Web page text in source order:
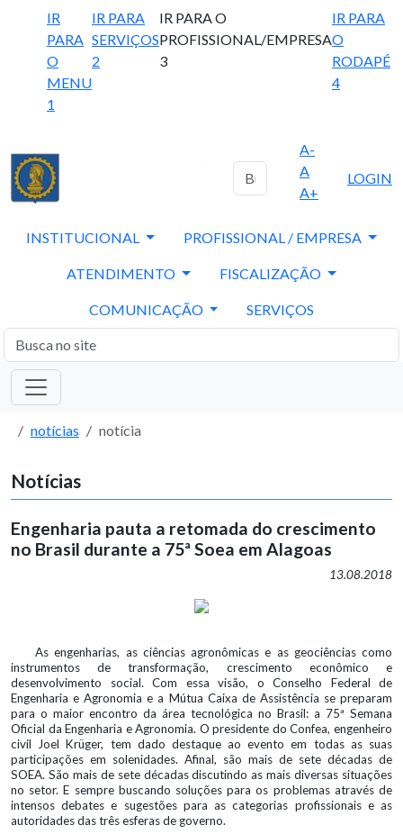
IR
PARA
O
MENU
1
IR PARA
SERVIÇOS
2
IR PARA O
PROFISSIONAL/EMPRESA
3
IR PARA
O
RODAPÉ
4
A-
A
A+
LOGIN
INSTITUCIONAL PROFISSIONAL / EMPRESA
ATENDIMENTO FISCALIZAÇÃO
COMUNICAÇÃO SERVIÇOS
notícias notícia
Notícias
Engenharia pauta a retomada do crescimento
no Brasil durante a 75ª Soea em Alagoas
13.08.2018
As engenharias, as ciências agronômicas e as geociências como
instrumentos de transformação, crescimento econômico e
desenvolvimento social. Com essa visão, o Conselho Federal de
Engenharia e Agronomia e a Mútua Caixa de Assistência se preparam
para o maior encontro da área tecnológica no Brasil: a 75ª Semana
Oficial da Engenharia e Agronomia. O presidente do Confea, engenheiro
civil Joel Krüger, tem dado destaque ao evento em todas as suas
participações em solenidades. Afinal, são mais de sete décadas de
SOEA. São mais de sete décadas discutindo as mais diversas situações
no setor. E sempre buscando soluções para os problemas através de
intensos debates e sugestões para as categorias profissionais e as
autoridades das três esferas de governo.